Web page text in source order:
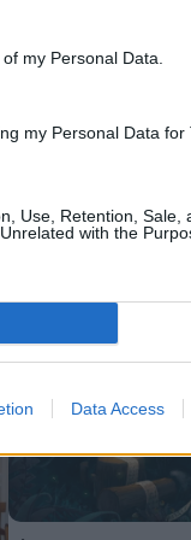
my Personal Data.
my Personal Data for
Use, Retention, Sale,
with the
Data Access
H BlackRock στην
στον Στάσση, τι
χρυσό deal του
η γαλάζια μάζωξη
Κατερίνας